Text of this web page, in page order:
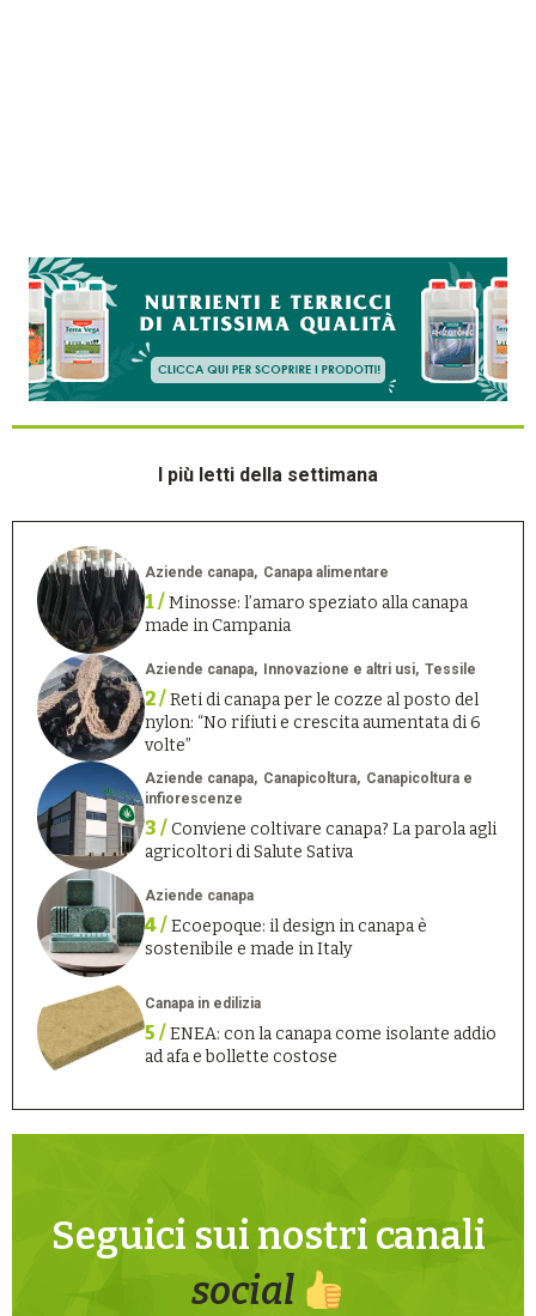
I più letti della settimana
Aziende canapa Canapa alimentare
1 /Minosse: l’amaro speziato alla canapa
made in Campania
Aziende canapa Innovazione e altri usi Tessile
2 /Reti di canapa per le cozze al posto del
nylon: “No rifiuti e crescita aumentata di 6
volte”
Aziende canapa Canapicoltura
Canapicoltura e
infiorescenze
3 /Conviene coltivare canapa? La parola agli
agricoltori di Salute Sativa
Aziende canapa
4 /Ecoepoque: il design in canapa è
sostenibile e made in Italy
Canapa in edilizia
5 /ENEA: con la canapa come isolante addio
ad afa e bollette costose
Seguici sui nostri canali
social